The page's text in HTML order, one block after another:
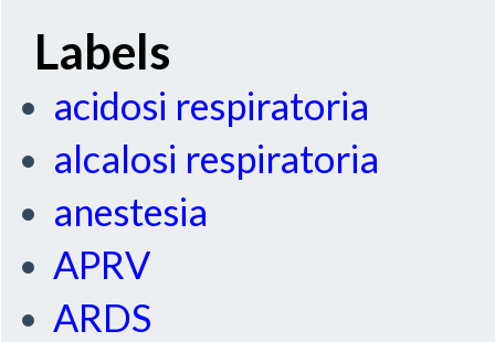
Labels
acidosi respiratoria
alcalosi respiratoria
anestesia
APRV
ARDS